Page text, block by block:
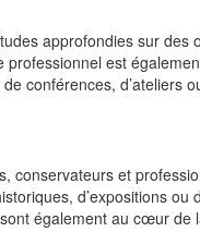
approfondies sur des
est
conférences, d’ateliers
conservateurs et
d’expositions ou
également au cœur de